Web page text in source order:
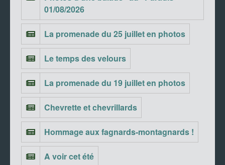
01/08/2026
La promenade du 25 juillet en photos
Le temps des velours
La promenade du 19 juillet en photos
Chevrette et chevrillards
Hommage aux fagnards-montagnards !
A voir cet été